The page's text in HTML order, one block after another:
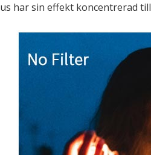
har sin effekt koncentrerad